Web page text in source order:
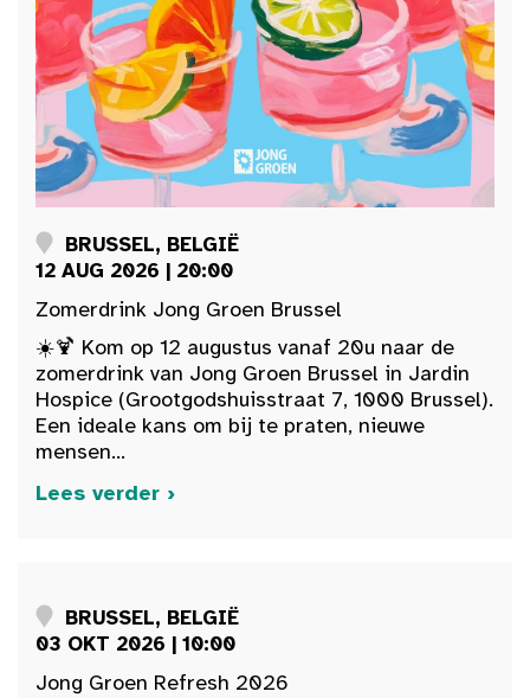
BRUSSEL, BELGIË
12 AUG 2026 | 20:00
Zomerdrink Jong Groen Brussel
☀️🍹 Kom op 12 augustus vanaf 20u naar de
zomerdrink van Jong Groen Brussel in Jardin
Hospice (Grootgodshuisstraat 7, 1000 Brussel).
Een ideale kans om bij te praten, nieuwe
mensen...
Lees verder ›
BRUSSEL, BELGIË
03 OKT 2026 | 10:00
Jong Groen Refresh 2026